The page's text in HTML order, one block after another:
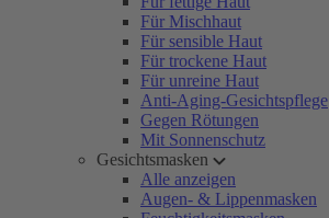
Für Mischhaut
Für sensible Haut
Für trockene Haut
Für unreine Haut
Anti-Aging-Gesichtspflege
Gegen Rötungen
Mit Sonnenschutz
Gesichtsmasken
Alle anzeigen
Augen- & Lippenmasken